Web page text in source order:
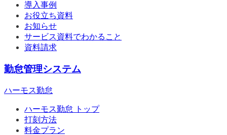
導入事例
お役立ち資料
お知らせ
サービス資料でわかること
資料請求
勤怠管理システム
ハーモス勤怠
ハーモス勤怠 トップ
打刻方法
料金プラン